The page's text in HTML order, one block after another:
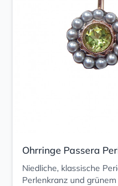
Ohrringe Passera
Niedliche, klassische
Perlenkranz und